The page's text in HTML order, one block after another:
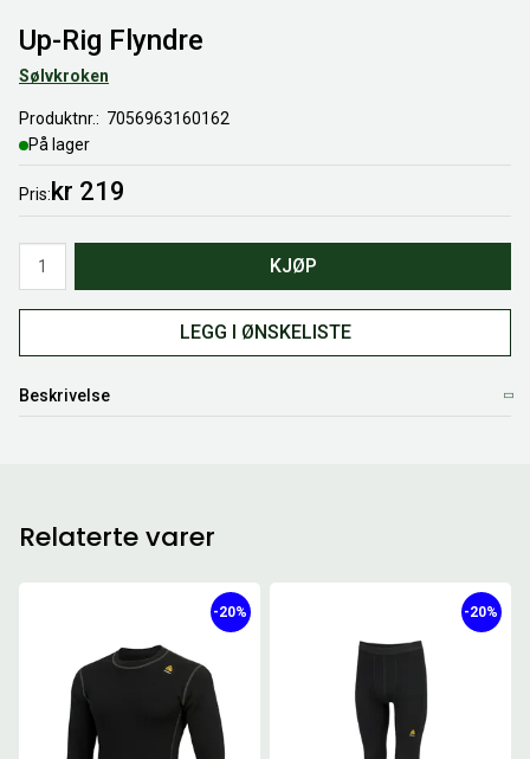
Up-Rig Flyndre
Sølvkroken
Produktnr.
7056963160162
På lager
Pris kr 219
KJØP
LEGG I ØNSKELISTE
Beskrivelse
Relaterte varer
-20% -20%